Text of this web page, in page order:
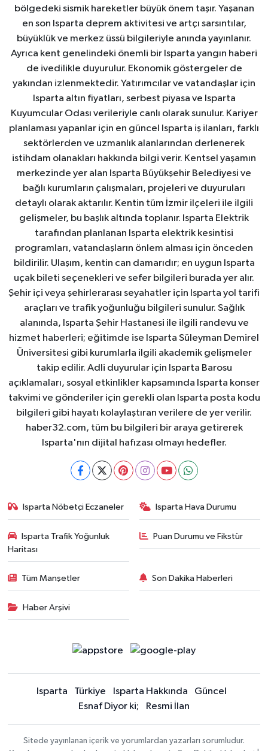
bölgedeki sismik hareketler büyük önem taşır. Yaşanan
en son Isparta deprem aktivitesi ve artçı sarsıntılar,
büyüklük ve merkez üssü bilgileriyle anında yayınlanır.
Ayrıca kent genelindeki önemli bir Isparta yangın haberi
de ivedilikle duyurulur. Ekonomik göstergeler de
yakından izlenmektedir. Yatırımcılar ve vatandaşlar için
Isparta altın fiyatları, serbest piyasa ve Isparta
Kuyumcular Odası verileriyle canlı olarak sunulur. Kariyer
planlaması yapanlar için en güncel Isparta iş ilanları, farklı
sektörlerden ve uzmanlık alanlarından derlenerek
istihdam olanakları hakkında bilgi verir. Kentsel yaşamın
merkezinde yer alan Isparta Büyükşehir Belediyesi ve
bağlı kurumların çalışmaları, projeleri ve duyuruları
detaylı olarak aktarılır. Kentin tüm İzmir ilçeleri ile ilgili
gelişmeler, bu başlık altında toplanır. Isparta Elektrik
tarafından planlanan Isparta elektrik kesintisi
programları, vatandaşların önlem alması için önceden
bildirilir. Ulaşım, kentin can damarıdır; en uygun Isparta
uçak bileti seçenekleri ve sefer bilgileri burada yer alır.
Şehir içi veya şehirlerarası seyahatler için Isparta yol tarifi
araçları ve trafik yoğunluğu bilgileri sunulur. Sağlık
alanında, Isparta Şehir Hastanesi ile ilgili randevu ve
hizmet haberleri; eğitimde ise Isparta Süleyman Demirel
Üniversitesi gibi kurumlarla ilgili akademik gelişmeler
takip edilir. Adli duyurular için Isparta Barosu
açıklamaları, sosyal etkinlikler kapsamında Isparta konser
takvimi ve gönderiler için gerekli olan Isparta posta kodu
bilgileri gibi hayatı kolaylaştıran verilere de yer verilir.
haber32.com, tüm bu bilgileri bir araya getirerek
Isparta'nın dijital hafızası olmayı hedefler.
Isparta Nöbetçi Eczaneler Isparta Hava Durumu
Isparta Trafik Yoğunluk
Haritası
Puan Durumu ve Fikstür
Tüm Manşetler Son Dakika Haberleri
Haber Arşivi
Isparta Türkiye Isparta Hakkında
Güncel
Esnaf Diyor ki;
Resmi İlan
Sitede yayınlanan içerik ve yorumlardan yazarları sorumludur.